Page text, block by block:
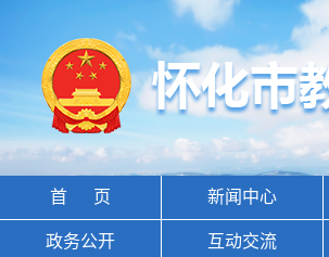
首 页 新闻中心
政务公开 互动交流